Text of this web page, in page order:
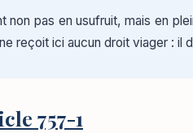
non pas en usufruit, mais en
reçoit ici aucun droit viager :
757-1